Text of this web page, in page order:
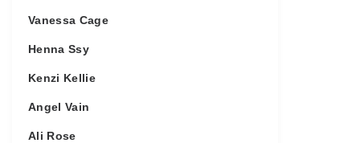
Vanessa Cage
Henna Ssy
Kenzi Kellie
Angel Vain
Ali Rose